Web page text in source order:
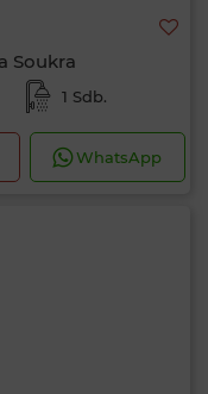
Soukra
1 Sdb.
WhatsApp